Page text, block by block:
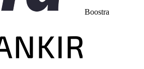
Boostra